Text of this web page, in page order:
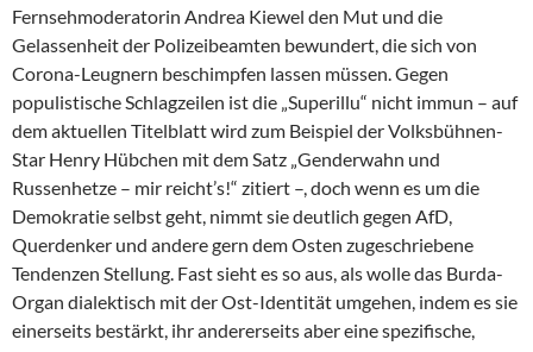
Fernsehmoderatorin An­drea Kiewel den Mut und die
Gelassenheit der Polizeibeamten bewundert, die sich von
Corona-Leugnern beschimpfen lassen müssen. Gegen
populistische Schlagzeilen ist die „Superillu“ nicht immun – auf
dem aktuellen Titelblatt wird zum Beispiel der Volksbühnen-
Star Henry Hübchen mit dem Satz „Genderwahn und
Russenhetze – mir reicht’s!“ zitiert –, doch wenn es um die
Demokratie selbst geht, nimmt sie deutlich gegen AfD,
Querdenker und andere gern dem Osten zugeschriebene
Tendenzen Stellung. Fast sieht es so aus, als wolle das Burda-
Organ dialektisch mit der Ost-Identität umgehen, indem es sie
einerseits bestärkt, ihr andererseits aber eine spezifische,